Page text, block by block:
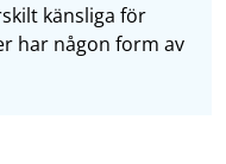
känsliga för
har någon form av